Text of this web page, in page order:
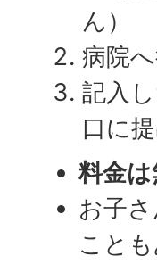
ん）
病院
記入
口に
料金は
お子
こと